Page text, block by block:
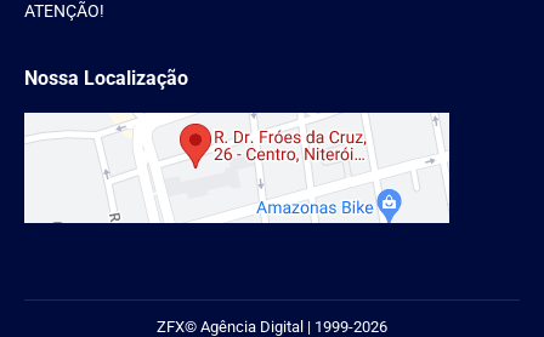
ATENÇÃO!
Nossa Localização
ZFX© Agência Digital | 1999-2026